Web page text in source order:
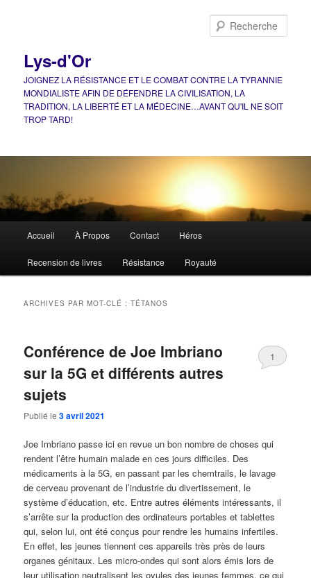
Lys-d'Or
JOIGNEZ LA RÉSISTANCE ET LE COMBAT CONTRE LA TYRANNIE
MONDIALISTE AFIN DE DÉFENDRE LA CIVILISATION, LA
TRADITION, LA LIBERTÉ ET LA MÉDECINE…AVANT QU'IL NE SOIT
TROP TARD!
principal
Accueil À Propos Contact Héros
Recension de livres Résistance Royauté
ARCHIVES PAR MOT-CLÉ :TÉTANOS
Conférence de Joe Imbriano
sur la 5G et différents autres
sujets
Publié le3 avril 2021
1
Joe Imbriano passe ici en revue un bon nombre de choses qui
rendent l’être humain malade en ces jours difficiles. Des
médicaments à la 5G, en passant par les chemtrails, le lavage
de cerveau provenant de l’industrie du divertissement, le
système d’éducation, etc. Entre autres éléments intéressants, il
s’arrête sur la production des ordinateurs portables et tablettes
qui, selon lui, ont été conçus pour rendre les humains infertiles.
En effet, les jeunes tiennent ces appareils très près de leurs
organes génitaux. Les micro-ondes qui sont alors émis lors de
leur utilisation neutralisent les ovules des jeunes femmes, ce qui